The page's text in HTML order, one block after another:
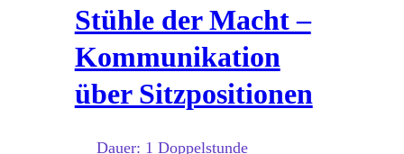
Stühle der Macht –
Kommunikation
über Sitzpositionen
Dauer: 1 Doppelstunde